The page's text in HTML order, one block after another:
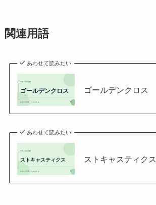
関連用語
あわせて読みたい
ゴールデンクロス
あわせて読みたい
ストキャスティクス